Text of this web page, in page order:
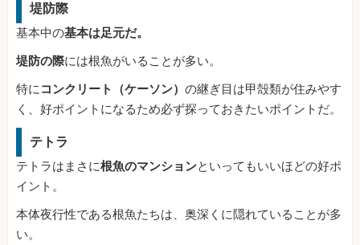
堤防際
基本中の基本は足元だ。
堤防の際には根魚がいることが多い。
特にコンクリート（ケーソン） の継ぎ目は甲殻類が住みやす
く、好ポイントになるため必ず探っておきたいポイントだ。
テトラ
テトラはまさに根魚のマンションといってもいいほどの好ポ
イント。
本体夜行性である根魚たちは、奥深くに隠れていることが多
い。